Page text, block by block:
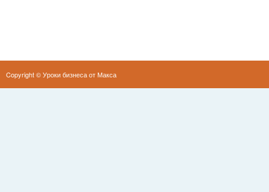
Copyright ©Уроки бизнеса от Макса